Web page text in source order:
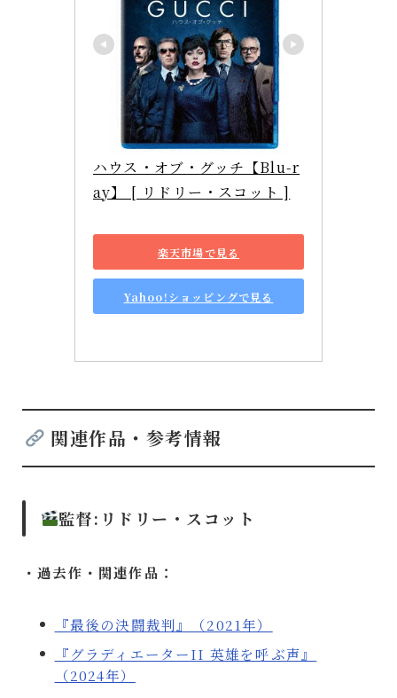
ハウス・オブ・グッチ【Blu-r
ay】 [ リドリー・スコット ]
楽天市場で見る
Yahoo!ショッピングで見る
関連作品・参考情報
監督:リドリー・スコット
・過去作・関連作品：
『最後の決闘裁判』（2021年）
『グラディエーターII 英雄を呼ぶ声』
（2024年）